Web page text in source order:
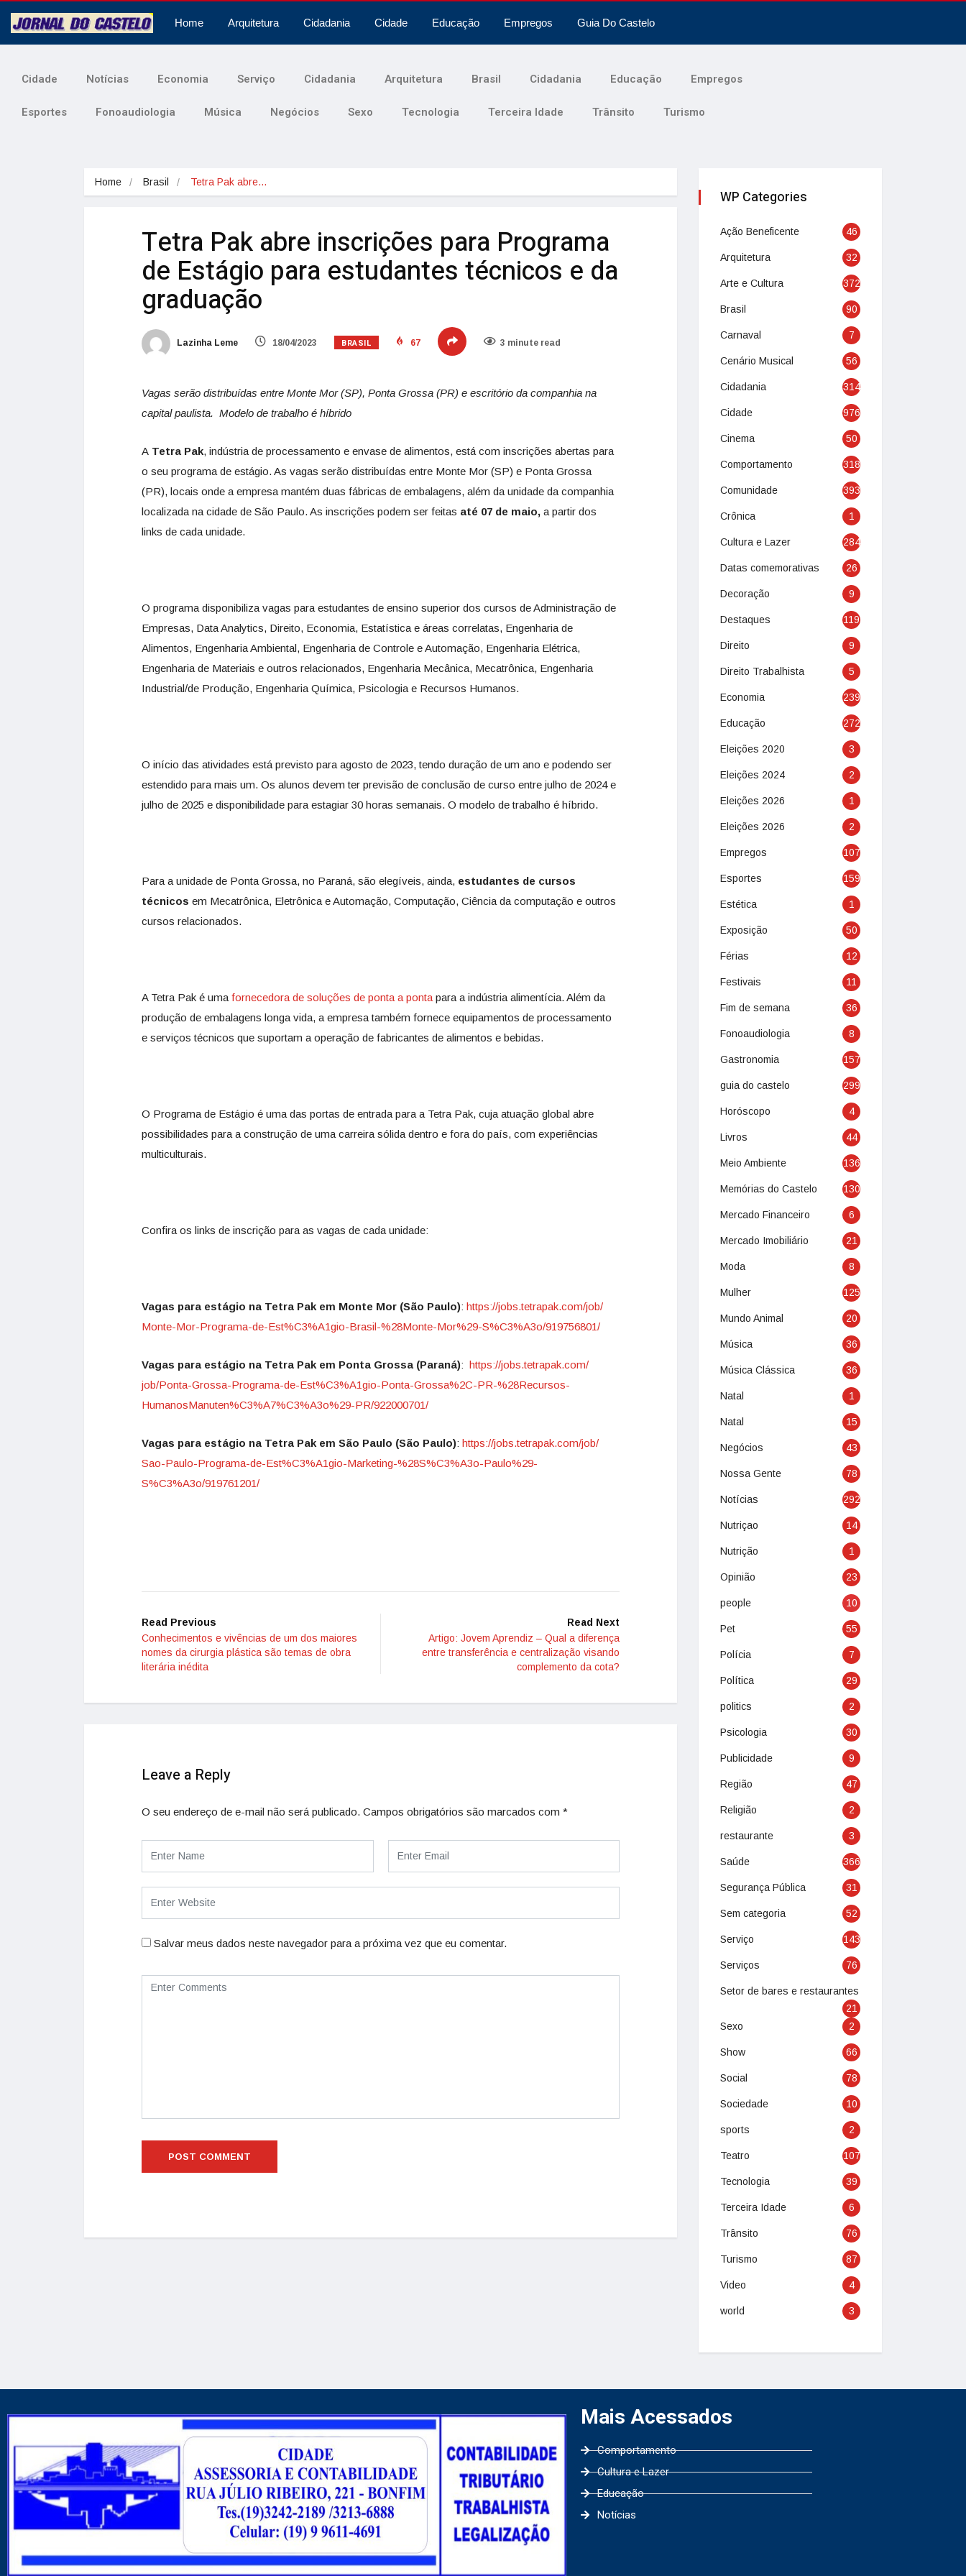
Home Arquitetura Cidadania Cidade Educação Empregos Guia Do Castelo
Cidade Notícias Economia Serviço Cidadania Arquitetura Brasil Cidadania Educação Empregos
Esportes Fonoaudiologia Música Negócios Sexo Tecnologia Terceira Idade Trânsito Turismo
Home Brasil Tetra Pak abre…
Tetra Pak abre inscrições para Programa
de Estágio para estudantes técnicos e da
graduação
Lazinha Leme 18/04/2023 BRASIL 67 3 minute read
Vagas serão distribuídas entre Monte Mor (SP), Ponta Grossa (PR) e escritório da companhia na
capital paulista. Modelo de trabalho é híbrido
A Tetra Pak, indústria de processamento e envase de alimentos, está com inscrições abertas para
o seu programa de estágio. As vagas serão distribuídas entre Monte Mor (SP) e Ponta Grossa
(PR), locais onde a empresa mantém duas fábricas de embalagens, além da unidade da companhia
localizada na cidade de São Paulo. As inscrições podem ser feitas até 07 de maio, a partir dos
links de cada unidade.
O programa disponibiliza vagas para estudantes de ensino superior dos cursos de Administração de
Empresas, Data Analytics, Direito, Economia, Estatística e áreas correlatas, Engenharia de
Alimentos, Engenharia Ambiental, Engenharia de Controle e Automação, Engenharia Elétrica,
Engenharia de Materiais e outros relacionados, Engenharia Mecânica, Mecatrônica, Engenharia
Industrial/de Produção, Engenharia Química, Psicologia e Recursos Humanos.
O início das atividades está previsto para agosto de 2023, tendo duração de um ano e podendo ser
estendido para mais um. Os alunos devem ter previsão de conclusão de curso entre julho de 2024 e
julho de 2025 e disponibilidade para estagiar 30 horas semanais. O modelo de trabalho é híbrido.
Para a unidade de Ponta Grossa, no Paraná, são elegíveis, ainda, estudantes de cursos
técnicos em Mecatrônica, Eletrônica e Automação, Computação, Ciência da computação e outros
cursos relacionados.
A Tetra Pak é uma fornecedora de soluções de ponta a ponta para a indústria alimentícia. Além da
produção de embalagens longa vida, a empresa também fornece equipamentos de processamento
e serviços técnicos que suportam a operação de fabricantes de alimentos e bebidas.
O Programa de Estágio é uma das portas de entrada para a Tetra Pak, cuja atuação global abre
possibilidades para a construção de uma carreira sólida dentro e fora do país, com experiências
multiculturais.
Confira os links de inscrição para as vagas de cada unidade:
Vagas para estágio na Tetra Pak em Monte Mor (São Paulo): https://jobs.tetrapak.com/job/
Monte-Mor-Programa-de-Est%C3%A1gio-Brasil-%28Monte-Mor%29-S%C3%A3o/919756801/
Vagas para estágio na Tetra Pak em Ponta Grossa (Paraná): https://jobs.tetrapak.com/
job/Ponta-Grossa-Programa-de-Est%C3%A1gio-Ponta-Grossa%2C-PR-%28Recursos-
HumanosManuten%C3%A7%C3%A3o%29-PR/922000701/
Vagas para estágio na Tetra Pak em São Paulo (São Paulo): https://jobs.tetrapak.com/job/
Sao-Paulo-Programa-de-Est%C3%A1gio-Marketing-%28S%C3%A3o-Paulo%29-
S%C3%A3o/919761201/
Read Previous
Conhecimentos e vivências de um dos maiores
nomes da cirurgia plástica são temas de obra
literária inédita
Read Next
Artigo: Jovem Aprendiz – Qual a diferença
entre transferência e centralização visando
complemento da cota?
Leave a Reply
O seu endereço de e-mail não será publicado. Campos obrigatórios são marcados com *
Salvar meus dados neste navegador para a próxima vez que eu comentar.
WP Categories
Ação Beneficente 46
Arquitetura 32
Arte e Cultura 372
Brasil 90
Carnaval 7
Cenário Musical 56
Cidadania 314
Cidade 976
Cinema 50
Comportamento 318
Comunidade 393
Crônica 1
Cultura e Lazer 284
Datas comemorativas 26
Decoração 9
Destaques 119
Direito 9
Direito Trabalhista 5
Economia 239
Educação 272
Eleições 2020 3
Eleições 2024 2
Eleições 2026 1
Eleições 2026 2
Empregos 107
Esportes 159
Estética 1
Exposição 50
Férias 12
Festivais 11
Fim de semana 36
Fonoaudiologia 8
Gastronomia 157
guia do castelo 299
Horóscopo 4
Livros 44
Meio Ambiente 136
Memórias do Castelo 130
Mercado Financeiro 6
Mercado Imobiliário 21
Moda 8
Mulher 125
Mundo Animal 20
Música 36
Música Clássica 36
Natal 1
Natal 15
Negócios 43
Nossa Gente 78
Notícias 292
Nutriçao 14
Nutrição 1
Opinião 23
people 10
Pet 55
Polícia 7
Política 29
politics 2
Psicologia 30
Publicidade 9
Região 47
Religião 2
restaurante 3
Saúde 366
Segurança Pública 31
Sem categoria 52
Serviço 143
Serviços 76
Setor de bares e restaurantes
21
Sexo
2
Show 66
Social 78
Sociedade 10
sports 2
Teatro 107
Tecnologia 39
Terceira Idade 6
Trânsito 76
Turismo 87
Video 4
world 3
Mais Acessados
Comportamento
Cultura e Lazer
Educação
Notícias